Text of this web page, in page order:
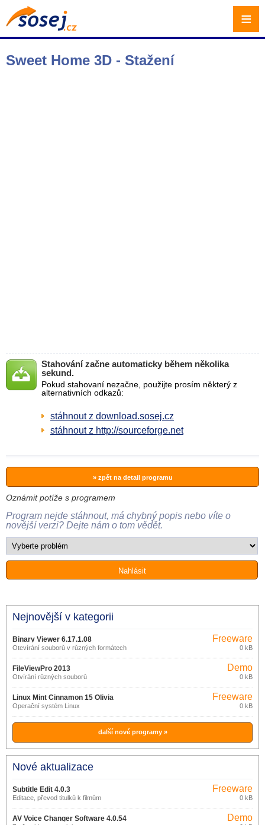
Sweet Home 3D - Stažení
Stahování začne automaticky během několika
sekund.
Pokud stahovaní nezačne, použijte prosím některý z
alternativních odkazů:
stáhnout z download.sosej.cz
stáhnout z http://sourceforge.net
» zpět na detail programu
Oznámit potíže s programem
Program nejde stáhnout, má chybný popis nebo víte o
novější verzi? Dejte nám o tom vědět.
Nejnovější v kategorii
Binary Viewer 6.17.1.08
Otevírání souborů v různých formátech
Freeware
0 kB
FileViewPro 2013
Otvírání různých souborů
Demo
0 kB
Linux Mint Cinnamon 15 Olivia
Operační systém Linux
Freeware
0 kB
další nové programy »
Nové aktualizace
Subtitle Edit 4.0.3
Editace, převod titulků k filmům
Freeware
0 kB
AV Voice Changer Software 4.0.54 Demo
≡